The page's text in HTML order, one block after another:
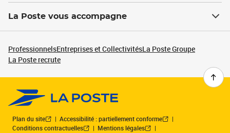
La Poste vous accompagne
ProfessionnelsEntreprises et CollectivitésLa Poste Groupe
La Poste recrute
Plan du site
Accessibilité : partiellement conforme
Conditions contractuelles
Mentions légales